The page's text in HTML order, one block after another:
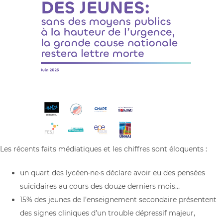
Les récents faits médiatiques et les chiffres sont éloquents :
un quart des lycéen·ne·s déclare avoir eu des pensées
suicidaires au cours des douze derniers mois…
15% des jeunes de l’enseignement secondaire présentent
des signes cliniques d’un trouble dépressif majeur,